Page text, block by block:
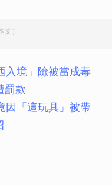
）
入境」險被當成毒
罰款
因「這玩具」被帶